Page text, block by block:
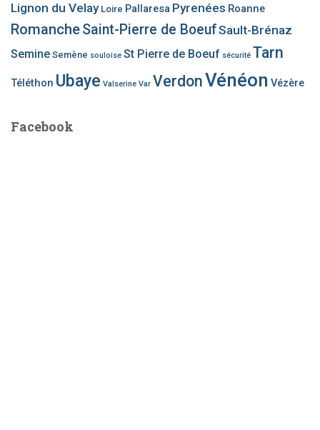
Lignon du Velay Loire Pallaresa Pyrenées Roanne
RomancheSaint-Pierre de BoeufSault-Brénaz
Semine Semène souloise St Pierre de Boeuf sécurité Tarn
Téléthon Ubaye Valserine Var VerdonVénéon Vézère
Facebook